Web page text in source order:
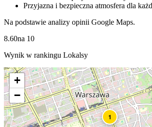
Przyjazna i bezpieczna atmosfera dla
Na podstawie analizy opinii Google Maps.
8.60na 10
Wynik w rankingu Lokalsy
1
+
−